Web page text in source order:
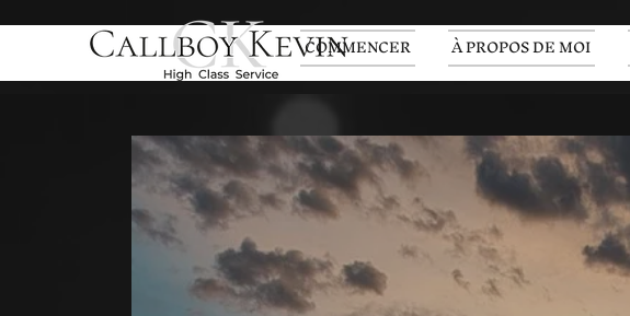
COMMENCER À PROPOS DE MOI